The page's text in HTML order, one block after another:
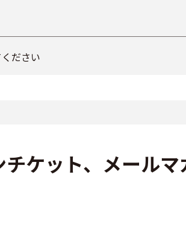
ださい
ケット、メールマ